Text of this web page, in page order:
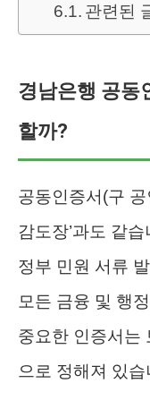
관련된
경남은행 공동
할까?
공동인증서(구 공
감도장’과도 같
정부 민원 서류
모든 금융 및 행
중요한 인증서는
으로 정해져 있습